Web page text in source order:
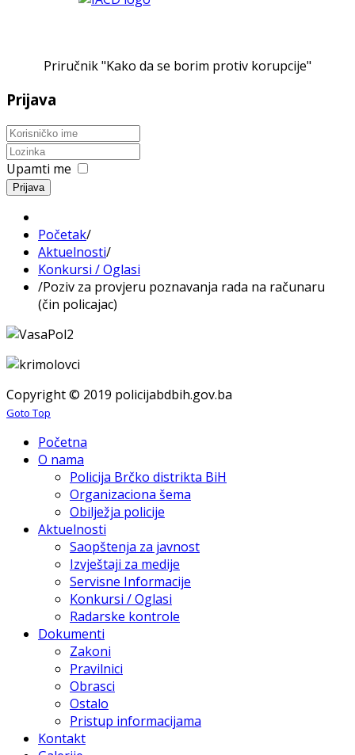
Priručnik "Kako da se borim protiv korupcije"
Prijava
Upamti me
Prijava
Početak/
Aktuelnosti/
Konkursi / Oglasi
/Poziv za provjeru poznavanja rada na računaru
(čin policajac)
Copyright © 2019 policijabdbih.gov.ba
Goto Top
Početna
O nama
Policija Brčko distrikta BiH
Organizaciona šema
Obilježja policije
Aktuelnosti
Saopštenja za javnost
Izvještaji za medije
Servisne Informacije
Konkursi / Oglasi
Radarske kontrole
Dokumenti
Zakoni
Pravilnici
Obrasci
Ostalo
Pristup informacijama
Kontakt